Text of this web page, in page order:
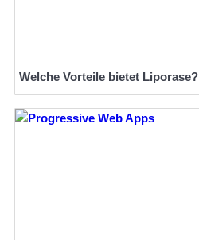
Welche Vorteile bietet Liporase?